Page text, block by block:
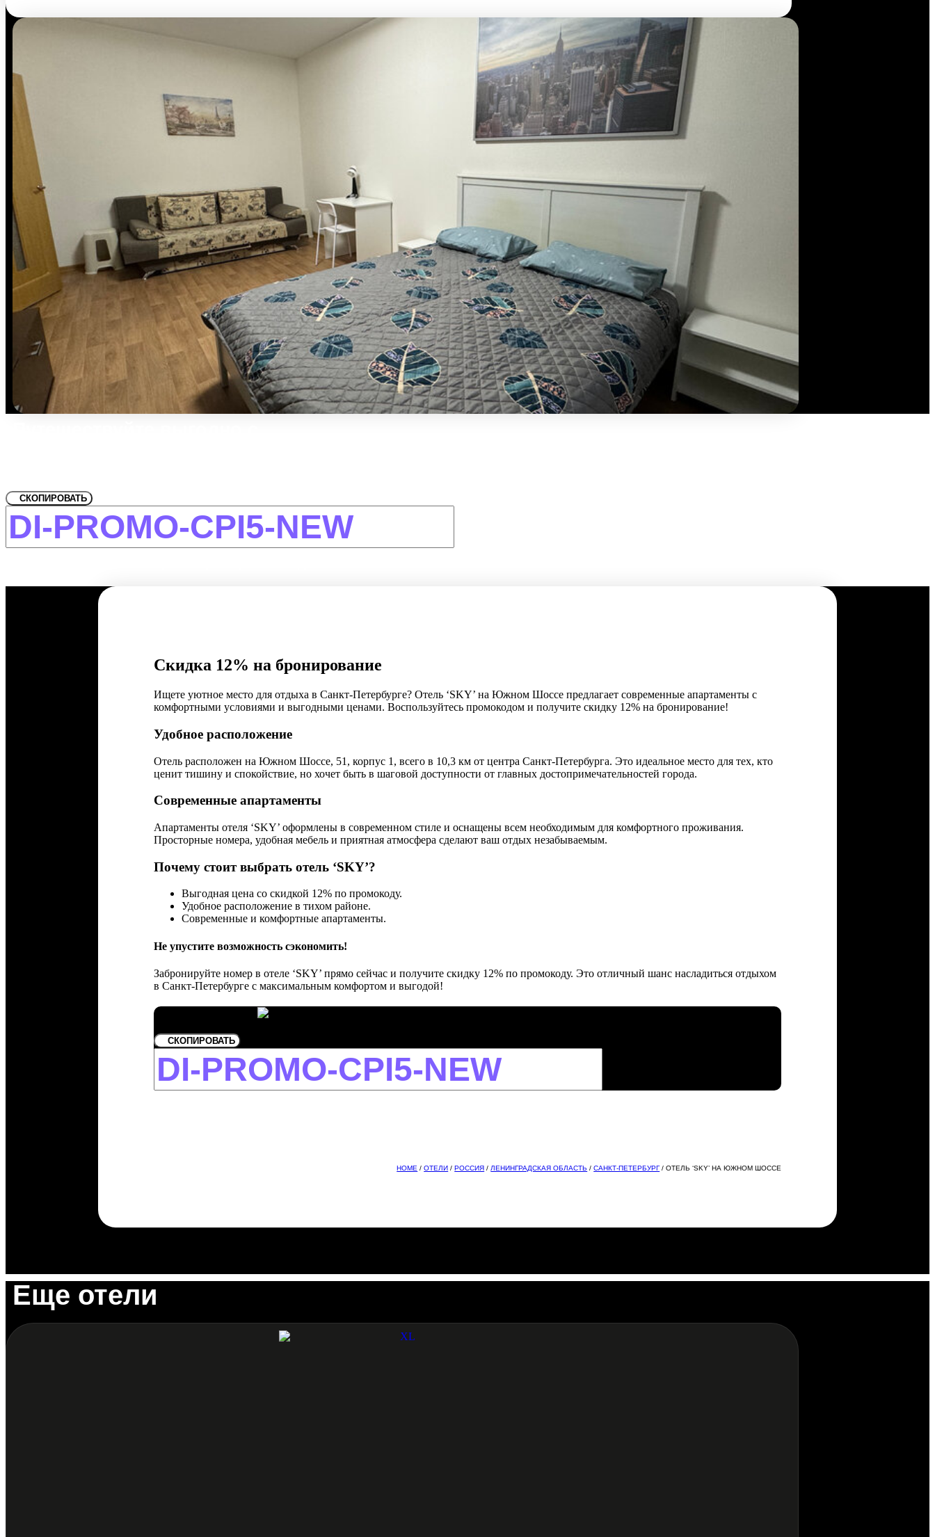
СКОПИРОВАТЬ
Скидка 12% на бронирование
Ищете уютное место для отдыха в Санкт-Петербурге? Отель ‘SKY’ на Южном Шоссе предлагает современные апартаменты с
комфортными условиями и выгодными ценами. Воспользуйтесь промокодом и получите скидку 12% на бронирование!
Удобное расположение
Отель расположен на Южном Шоссе, 51, корпус 1, всего в 10,3 км от центра Санкт-Петербурга. Это идеальное место для тех, кто
ценит тишину и спокойствие, но хочет быть в шаговой доступности от главных достопримечательностей города.
Современные апартаменты
Апартаменты отеля ‘SKY’ оформлены в современном стиле и оснащены всем необходимым для комфортного проживания.
Просторные номера, удобная мебель и приятная атмосфера сделают ваш отдых незабываемым.
Почему стоит выбрать отель ‘SKY’?
Выгодная цена со скидкой 12% по промокоду.
Удобное расположение в тихом районе.
Современные и комфортные апартаменты.
Не упустите возможность сэкономить!
Забронируйте номер в отеле ‘SKY’ прямо сейчас и получите скидку 12% по промокоду. Это отличный шанс насладиться отдыхом
в Санкт-Петербурге с максимальным комфортом и выгодой!
СКОПИРОВАТЬ
HOME /ОТЕЛИ /РОССИЯ /ЛЕНИНГРАДСКАЯ ОБЛАСТЬ /САНКТ-ПЕТЕРБУРГ/ ОТЕЛЬ ‘SKY’ НА ЮЖНОМ ШОССЕ
Еще отели